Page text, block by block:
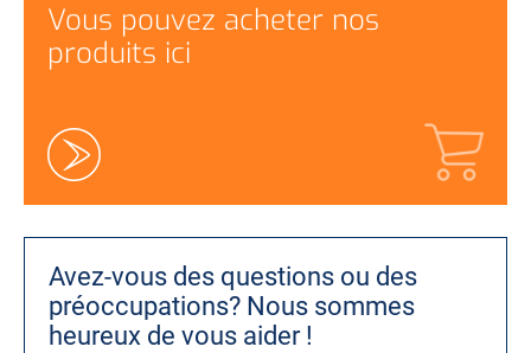
Vous pouvez acheter nos
produits ici
Avez-vous des questions ou des
préoccupations? Nous sommes
heureux de vous aider !